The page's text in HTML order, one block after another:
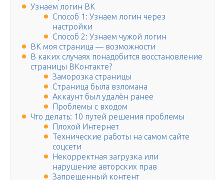
Узнаем логин ВК
Способ 1: Узнаем логин через
настройки
Способ 2: Узнаем чужой логин
ВК моя страница — возможности
В каких случаях понадобится восстановление
страницы ВКонтакте?
Заморозка страницы
Страница была взломана
Аккаунт был удалён ранее
Проблемы с входом
Что делать: 10 путей решения проблемы
Плохой Интернет
Технические работы на самом сайте
соцсети
Некорректная загрузка или
нарушение авторских прав
Запрещенный контент